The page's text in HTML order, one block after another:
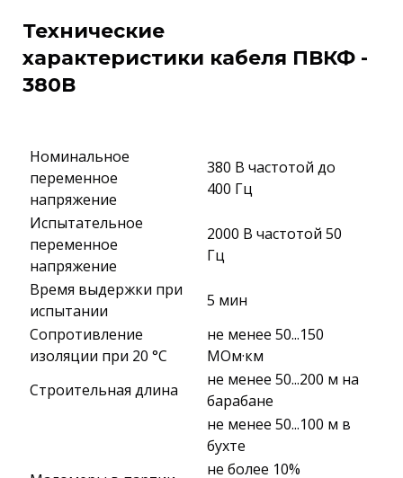
Технические
характеристики кабеля ПВКФ -
380В
Номинальное
переменное
напряжение
380 В частотой до
400 Гц
Испытательное
переменное
напряжение
2000 В частотой 50
Гц
Время выдержки при
испытании
5 мин
Сопротивление
изоляции при 20 °С
не менее 50...150
МОм·км
Строительная длина
не менее 50...200 м на
барабане
не менее 50...100 м в
бухте
не более 10%